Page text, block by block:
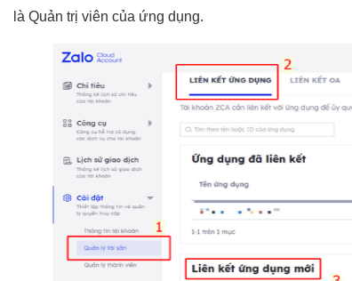
là Quản trị viên của ứng dụng.